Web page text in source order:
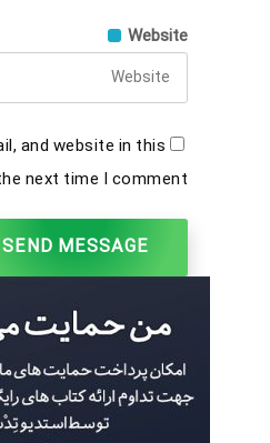
Website
and website in this
next time I comment.